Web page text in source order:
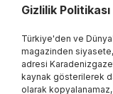
Gizlilik Politikası
Türkiye'den ve
magazinden
adresi
kaynak gösterilerek
olarak